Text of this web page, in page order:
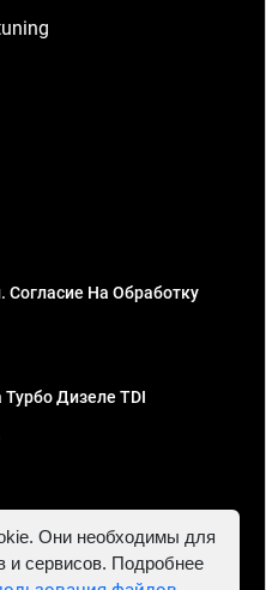
Согласие На Обработку
Дизеле TDI
ИНН 781302555843,
Они необходимы для
и сервисов. Подробнее